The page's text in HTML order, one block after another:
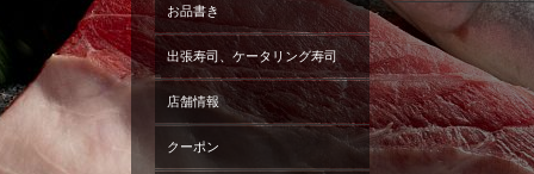
お品書き
出張寿司、ケータリング寿司
店舗情報
クーポン